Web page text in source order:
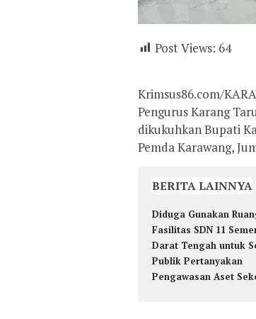
Post Views: 64
Krimsus86.com/
Pengurus Karang
dikukuhkan Bupati
Pemda Karawang,
BERITA LAINNYA
Diduga Gunakan
Fasilitas SDN 11
Darat Tengah untuk
Publik Pertanyakan
Pengawasan Aset